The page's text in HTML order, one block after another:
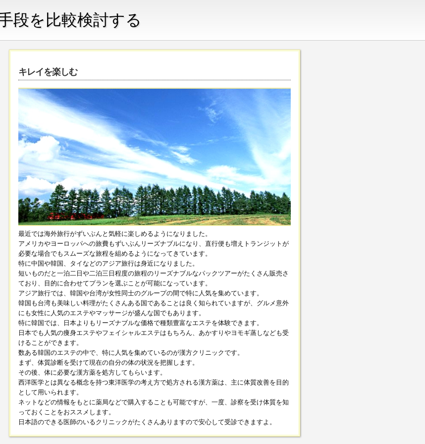
段を比較検討する
キレイを楽しむ
最近では海外旅行がずいぶんと気軽に楽しめるようになりました。
アメリカやヨーロッパへの旅費もずいぶんリーズナブルになり、直行便も増えトランジットが
必要な場合でもスムーズな旅程を組めるようになってきています。
特に中国や韓国、タイなどのアジア旅行は身近になりました。
短いものだと一泊二日や二泊三日程度の旅程のリーズナブルなパックツアーがたくさん販売さ
ており、目的に合わせてプランを選ぶことが可能になっています。
アジア旅行では、韓国や台湾が女性同士のグループの間で特に人気を集めています。
韓国も台湾も美味しい料理がたくさんある国であることは良く知られていますが、グルメ意外
にも女性に人気のエステやマッサージが盛んな国でもあります。
特に韓国では、日本よりもリーズナブルな価格で種類豊富なエステを体験できます。
日本でも人気の痩身エステやフェイシャルエステはもちろん、あかすりやヨモギ蒸しなども受
けることができます。
数ある韓国のエステの中で、特に人気を集めているのが漢方クリニックです。
まず、体質診断を受けて現在の自分の体の状況を把握します。
その後、体に必要な漢方薬を処方してもらいます。
西洋医学とは異なる概念を持つ東洋医学の考え方で処方される漢方薬は、主に体質改善を目的
として用いられます。
ネットなどの情報をもとに薬局などで購入することも可能ですが、一度、診察を受け体質を知
っておくことをおススメします。
日本語のできる医師のいるクリニックがたくさんありますので安心して受診できますよ。